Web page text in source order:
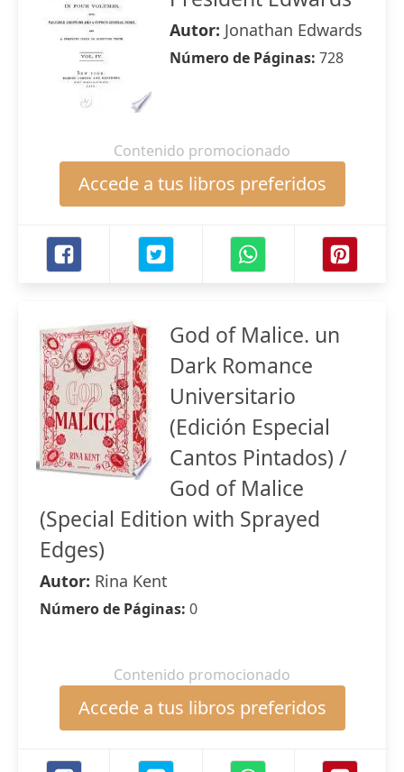
Autor: Jonathan Edwards
Número de Páginas: 728
Contenido promocionado
Accede a tus libros preferidos
God of Malice. un
Dark Romance
Universitario
(Edición Especial
Cantos Pintados) /
God of Malice
(Special Edition with Sprayed
Edges)
Autor: Rina Kent
Número de Páginas: 0
Contenido promocionado
Accede a tus libros preferidos